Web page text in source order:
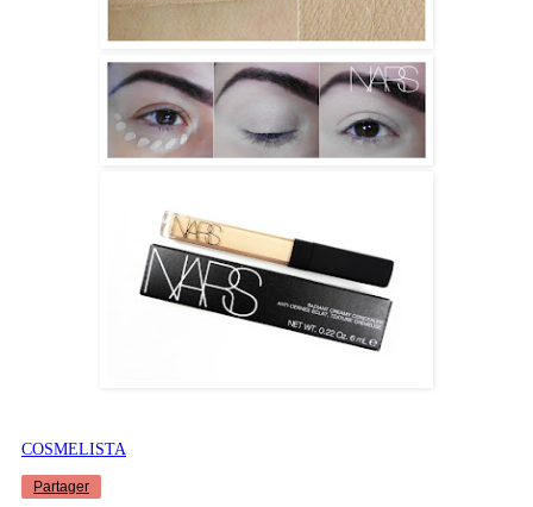
COSMELISTA
Partager